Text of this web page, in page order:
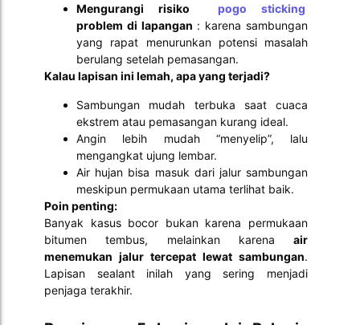
Mengurangi risikopogo sticking
problem di lapangan : karena sambungan
yang rapat menurunkan potensi masalah
berulang setelah pemasangan.
Kalau lapisan ini lemah, apa yang terjadi?
Sambungan mudah terbuka saat cuaca
ekstrem atau pemasangan kurang ideal.
Angin lebih mudah “menyelip”, lalu
mengangkat ujung lembar.
Air hujan bisa masuk dari jalur sambungan
meskipun permukaan utama terlihat baik.
Poin penting:
Banyak kasus bocor bukan karena permukaan
bitumen tembus, melainkan karena air
menemukan jalur tercepat lewat sambungan.
Lapisan sealant inilah yang sering menjadi
penjaga terakhir.